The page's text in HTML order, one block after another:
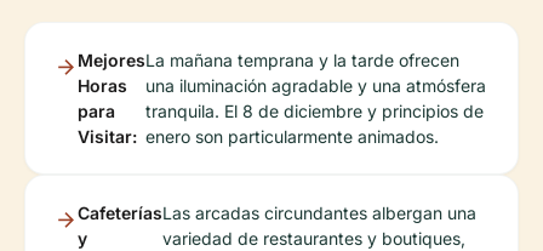
Mejores
Horas
para
Visitar:
La mañana temprana y la tarde ofrecen
una iluminación agradable y una atmósfera
tranquila. El 8 de diciembre y principios de
enero son particularmente animados.
Cafeterías
y
Las arcadas circundantes albergan una
variedad de restaurantes y boutiques,